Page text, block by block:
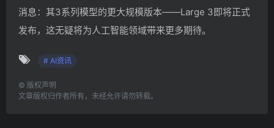
消息：其3系列模型的更大规模版本——Large 3即将正式
发布，这无疑将为人工智能领域带来更多期待。
# AI资讯
© 版权声明
文章版权归作者所有，未经允许请勿转载。